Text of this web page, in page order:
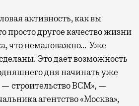
активность, как вы
просто другое качество жизни
что немаловажно… Уже
Это дает возможность
дня начинать уже
строительство ВСМ», —
агентство «Москва»,